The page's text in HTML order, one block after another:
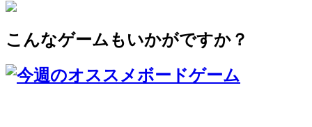
こんなゲームもいかがですか？